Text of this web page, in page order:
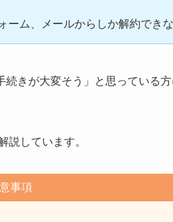
ーム、メールからしか解約できな
きが大変そう」と思っている
説しています。
事項